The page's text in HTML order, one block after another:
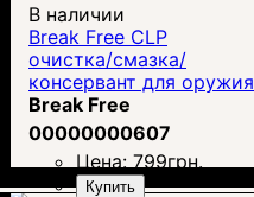
В наличии
Break Free CLP
очистка/смазка/
консервант для оружия
118мл
Break Free
00000000607
Цена: 799грн.
Купить